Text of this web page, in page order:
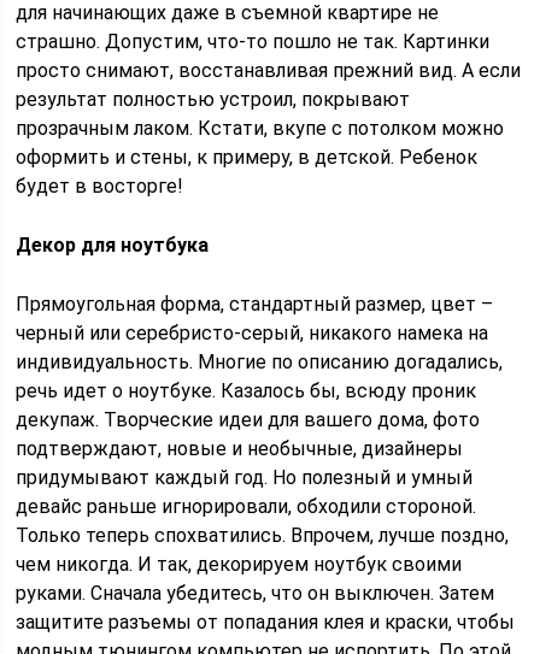
для начинающих даже в съемной квартире не
страшно. Допустим, что-то пошло не так. Картинки
просто снимают, восстанавливая прежний вид. А если
результат полностью устроил, покрывают
прозрачным лаком. Кстати, вкупе с потолком можно
оформить и стены, к примеру, в детской. Ребенок
будет в восторге!
Декор для ноутбука
Прямоугольная форма, стандартный размер, цвет –
черный или серебристо-серый, никакого намека на
индивидуальность. Многие по описанию догадались,
речь идет о ноутбуке. Казалось бы, всюду проник
декупаж. Творческие идеи для вашего дома, фото
подтверждают, новые и необычные, дизайнеры
придумывают каждый год. Но полезный и умный
девайс раньше игнорировали, обходили стороной.
Только теперь спохватились. Впрочем, лучше поздно,
чем никогда. И так, декорируем ноутбук своими
руками. Сначала убедитесь, что он выключен. Затем
защитите разъемы от попадания клея и краски, чтобы